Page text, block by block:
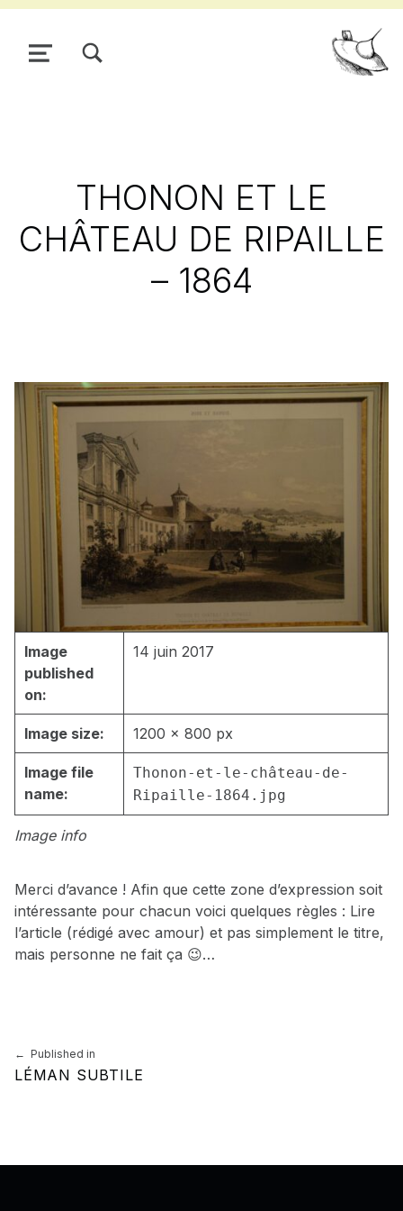
Pour
MENU
THONON ET LE
CHÂTEAU DE RIPAILLE
– 1864
Image info
Image
published
on:
14 juin 2017
Image size: 1200 × 800 px
Image file
name:
Thonon-et-le-château-de-
Ripaille-1864.jpg
Merci d’avance ! Afin que cette zone d’expression soit
intéressante pour chacun voici quelques règles : Lire
l’article (rédigé avec amour) et pas simplement le titre,
mais personne ne fait ça 😉…
Skip back to main navigation
Navigation de l’article
Published in
LÉMAN SUBTILE